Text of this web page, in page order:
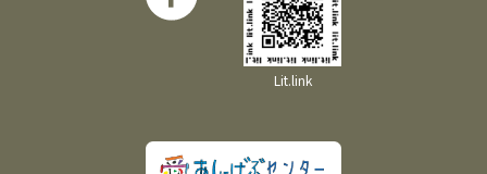
Lit.link